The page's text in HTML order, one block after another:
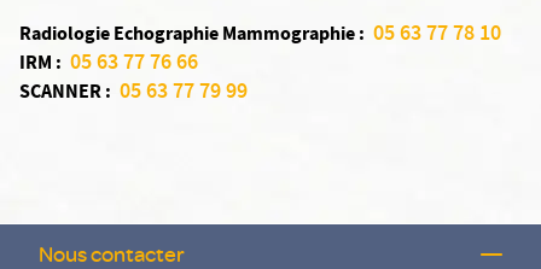
Radiologie Echographie Mammographie : 05 63 77 78 10
IRM : 05 63 77 76 66
SCANNER : 05 63 77 79 99
Nous contacter